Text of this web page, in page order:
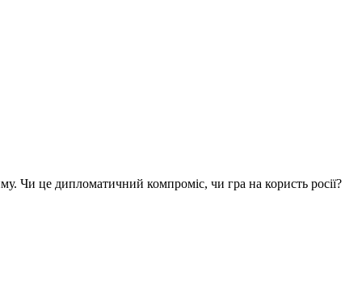
Чи це дипломатичний компроміс, чи гра на користь росії?